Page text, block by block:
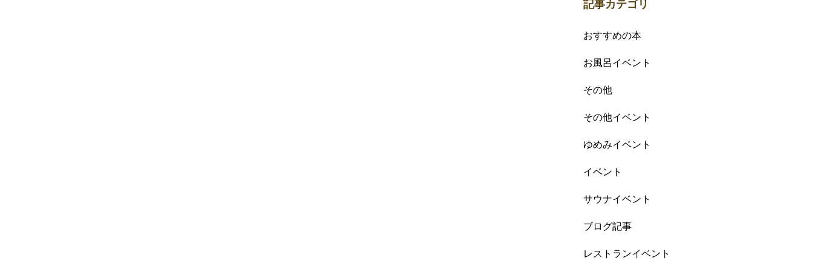
記事カテゴリ
おすすめの本
お風呂イベント
その他
その他イベント
ゆめみイベント
イベント
サウナイベント
ブログ記事
レストランイベント